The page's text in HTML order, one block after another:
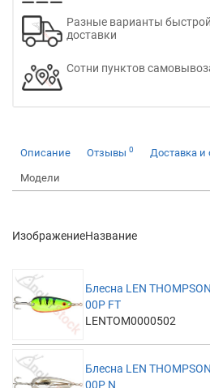
Разные варианты
доставки
Сотни пунктов
Описание Отзывы 0 Доставка и
Модели
ИзображениеНазвание
Блесна LEN THOMPSON
00P FT
LENTOM0000502
Блесна LEN THOMPSON
00P N